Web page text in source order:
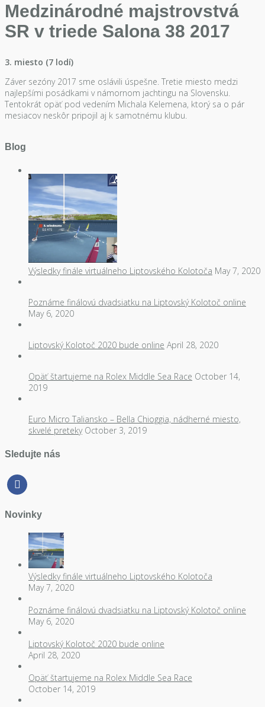
Medzinárodné majstrovstvá
SR v triede Salona 38 2017
3. miesto (7 lodí)
Záver sezóny 2017 sme oslávili úspešne. Tretie miesto medzi
najlepšími posádkami v námornom jachtingu na Slovensku.
Tentokrát opäť pod vedením Michala Kelemena, ktorý sa o pár
mesiacov neskôr pripojil aj k samotnému klubu.
Blog
Výsledky finále virtuálneho Liptovského Kolotoča May 7, 2020
Poznáme finálovú dvadsiatku na Liptovský Kolotoč online
May 6, 2020
Liptovský Kolotoč 2020 bude online April 28, 2020
Opäť štartujeme na Rolex Middle Sea Race October 14,
2019
Euro Micro Taliansko – Bella Chioggia, nádherné miesto,
skvelé preteky October 3, 2019
Sledujte nás
facebook
Novinky
Výsledky finále virtuálneho Liptovského Kolotoča
May 7, 2020
Poznáme finálovú dvadsiatku na Liptovský Kolotoč online
May 6, 2020
Liptovský Kolotoč 2020 bude online
April 28, 2020
Opäť štartujeme na Rolex Middle Sea Race
October 14, 2019